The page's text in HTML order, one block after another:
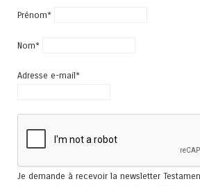
Prénom*
Nom*
Adresse e-mail*
Je demande à recevoir la newsletter